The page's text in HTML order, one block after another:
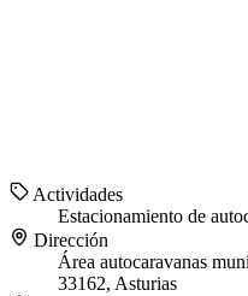
Actividades
Estacionamiento de
Dirección
Área autocaravanas
33162, Asturias